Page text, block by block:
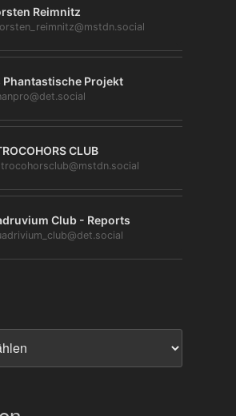
Reimnitz
Phantastische Projekt
CLUB
Club - Reports